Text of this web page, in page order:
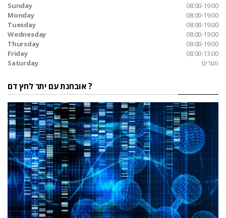
Sunday
08:00-19:00
Monday
08:00-19:00
Tuesday
08:00-19:00
Wednesday
08:00-19:00
Thursday
08:00-19:00
Friday
08:00-13:00
Saturday
סגורים
אובחנת עם יתר לחץ דם ?